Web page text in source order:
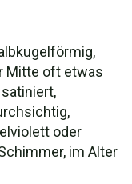
Mitte oft etwas
oder
im Alter